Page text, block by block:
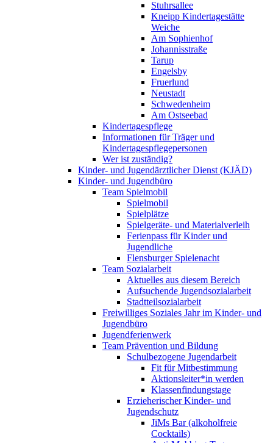
Stuhrsallee
Kneipp Kindertagestätte
Weiche
Am Sophienhof
Johannisstraße
Tarup
Engelsby
Fruerlund
Neustadt
Schwedenheim
Am Ostseebad
Kindertagespflege
Informationen für Träger und
Kindertagespflegepersonen
Wer ist zuständig?
Kinder- und Jugendärztlicher Dienst (KJÄD)
Kinder- und Jugendbüro
Team Spielmobil
Spielmobil
Spielplätze
Spielgeräte- und Materialverleih
Ferienpass für Kinder und
Jugendliche
Flensburger Spielenacht
Team Sozialarbeit
Aktuelles aus diesem Bereich
Aufsuchende Jugendsozialarbeit
Stadtteilsozialarbeit
Freiwilliges Soziales Jahr im Kinder- und
Jugendbüro
Jugendferienwerk
Team Prävention und Bildung
Schulbezogene Jugendarbeit
Fit für Mitbestimmung
Aktionsleiter*in werden
Klassenfindungstage
Erzieherischer Kinder- und
Jugendschutz
JiMs Bar (alkoholfreie
Cocktails)